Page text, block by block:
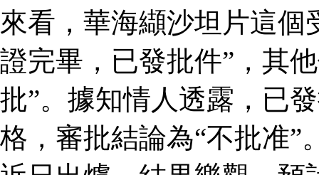
來看，華海纈沙坦片這個
證完畢，已發批件”，其
批”。據知情人透露，已
格，審批結論為“不批准”